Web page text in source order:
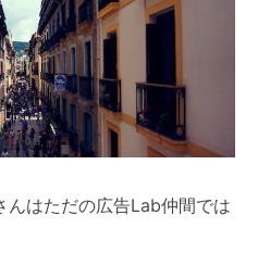
んはただの広告Lab仲間では